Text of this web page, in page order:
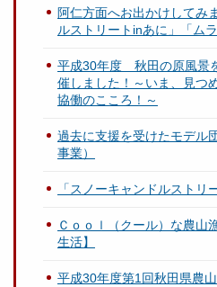
阿仁方面へお出かけしてみ
ルストリートinあに」「ム
平成30年度 秋田の原風景
催しました！～いま、見つ
協働のこころ！～
過去に支援を受けたモデル
事業）
「スノーキャンドルストリ
Ｃｏｏｌ（クール）な農山
生活】
平成30年度第1回秋田県農